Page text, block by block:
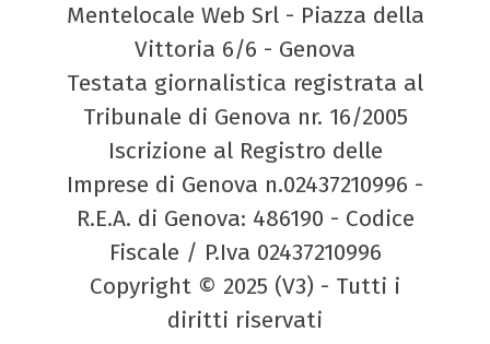
Mentelocale Web Srl - Piazza della
Vittoria 6/6 - Genova
Testata giornalistica registrata al
Tribunale di Genova nr. 16/2005
Iscrizione al Registro delle
Imprese di Genova n.02437210996 -
R.E.A. di Genova: 486190 - Codice
Fiscale / P.Iva 02437210996
Copyright © 2025 (V3) - Tutti i
diritti riservati